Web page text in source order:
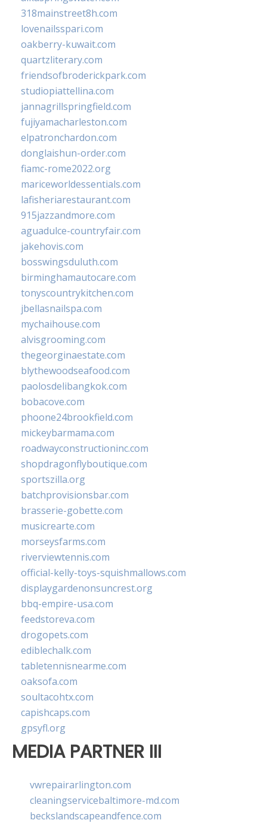
318mainstreet8h.com
lovenailsspari.com
oakberry-kuwait.com
quartzliterary.com
friendsofbroderickpark.com
studiopiattellina.com
jannagrillspringfield.com
fujiyamacharleston.com
elpatronchardon.com
donglaishun-order.com
fiamc-rome2022.org
mariceworldessentials.com
lafisheriarestaurant.com
915jazzandmore.com
aguadulce-countryfair.com
jakehovis.com
bosswingsduluth.com
birminghamautocare.com
tonyscountrykitchen.com
jbellasnailspa.com
mychaihouse.com
alvisgrooming.com
thegeorginaestate.com
blythewoodseafood.com
paolosdelibangkok.com
bobacove.com
phoone24brookfield.com
mickeybarmama.com
roadwayconstructioninc.com
shopdragonflyboutique.com
sportszilla.org
batchprovisionsbar.com
brasserie-gobette.com
musicrearte.com
morseysfarms.com
riverviewtennis.com
official-kelly-toys-squishmallows.com
displaygardenonsuncrest.org
bbq-empire-usa.com
feedstoreva.com
drogopets.com
ediblechalk.com
tabletennisnearme.com
oaksofa.com
soultacohtx.com
capishcaps.com
gpsyfl.org
MEDIA PARTNER III
vwrepairarlington.com
cleaningservicebaltimore-md.com
beckslandscapeandfence.com